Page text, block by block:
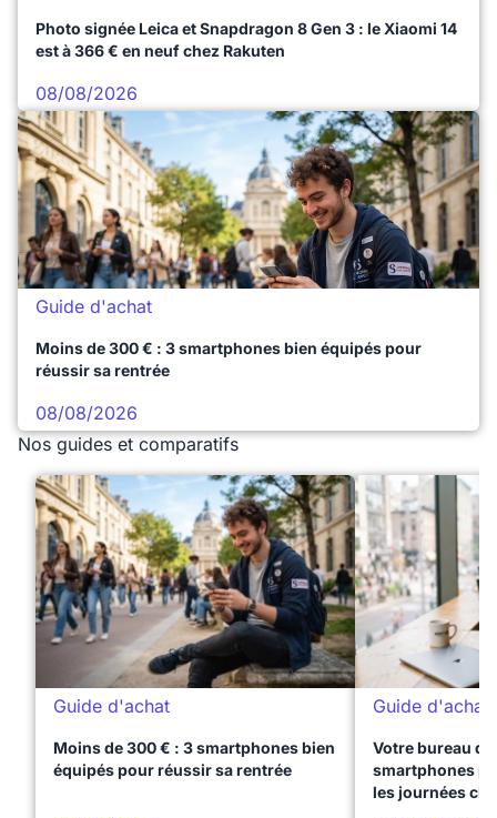
Photo signée Leica et Snapdragon 8 Gen 3 : le Xiaomi 14
est à 366 € en neuf chez Rakuten
08/08/2026
Guide d'achat
Moins de 300 € : 3 smartphones bien équipés pour
réussir sa rentrée
08/08/2026
Nos guides et comparatifs
Guide d'achat
Moins de 300 € : 3 smartphones bien
équipés pour réussir sa rentrée
Guide d'achat
Votre bureau
smartphones
les journées